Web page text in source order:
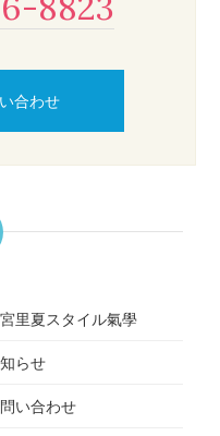
合わせ
里夏スタイル氣學
らせ
い合わせ